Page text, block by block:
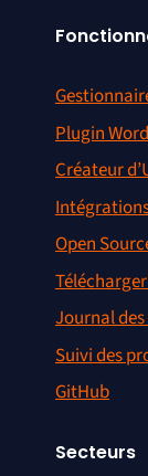
Plugin
Créateur
Open
Journal
Suivi des
GitHub
Secteurs